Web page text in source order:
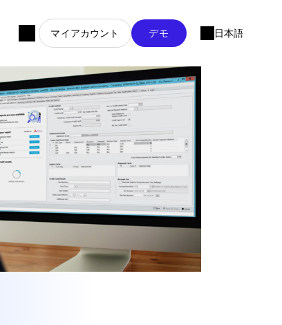
マイアカウント デモ 日本語